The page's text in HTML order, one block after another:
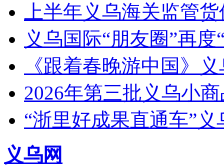
上半年义乌海关监管
义乌国际“朋友圈”再度
《跟着春晚游中国》
2026年第三批义乌小
“浙里好成果直通车”
义乌网